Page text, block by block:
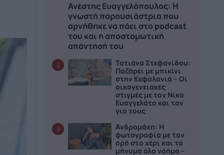
Ανέστης Ευαγγελόπουλος: Η
γνωστή παρουσιάστρια που
αρνήθηκε να πάει στο podcast
του και η αποστομωτική
απάντησή του
2
Τατιάνα Στεφανίδου:
Ποζάρει με μπικίνι
στην Κεφαλονιά – Οι
οικογενειακές
στιγμές με τον Νίκο
Ευαγγελάτο και τον
γιο τους
3
Ανδρομάχη: Η
φωτογραφία με τον
ορό στο χέρι και το
μήνυμα όλο νόημα –